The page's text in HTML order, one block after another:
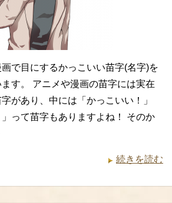
で目にするかっこいい苗字(名字)を
す。 アニメや漫画の苗字には実在
があり、中には「かっこいい！」
」って苗字もありますよね！ そのか
続きを読む